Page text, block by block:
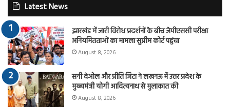
Latest News
झारखंड में जारी विरोध प्रदर्शनों के बीच जेपीएससी परीक्षा
अनियमितताओं का मामला सुप्रीम कोर्ट पहुंचा
August 8, 2026
सनी देओल और प्रीति जिंटा ने लखनऊ में उत्तर प्रदेश के
मुख्यमंत्री योगी आदित्यनाथ से मुलाकात की
August 8, 2026